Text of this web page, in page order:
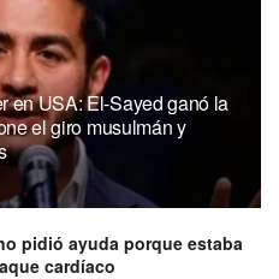
en USA: El-Sayed ganó la
el giro musulmán y
pidió ayuda porque estaba
cardíaco